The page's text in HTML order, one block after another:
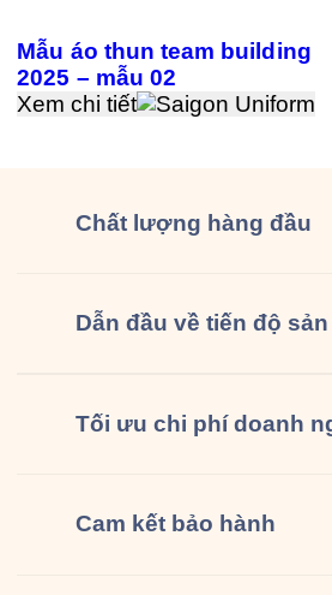
Mẫu áo thun team building
2025 – mẫu 02
Xem chi tiết
Chất lượng hàng đầu
Dẫn đầu về tiến độ
Tối ưu chi phí doanh
Cam kết bảo hành